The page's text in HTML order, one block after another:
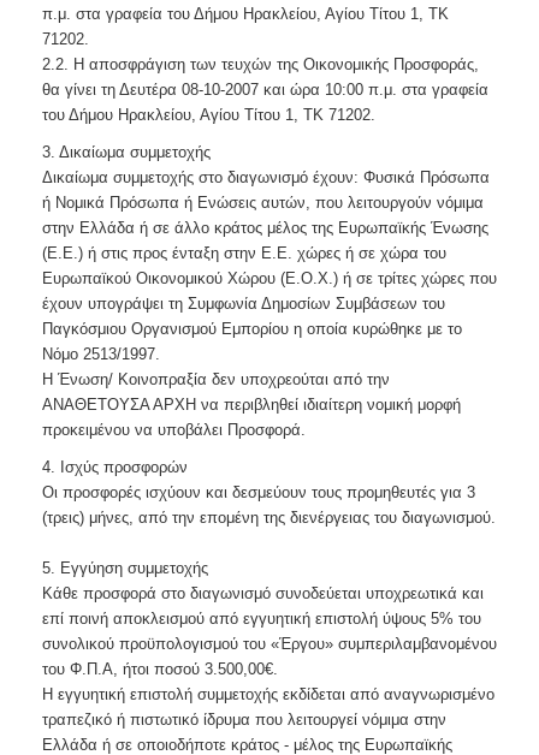
π.μ. στα γραφεία του Δήμου Ηρακλείου, Αγίου Τίτου 1, ΤΚ
71202.
2.2. Η αποσφράγιση των τευχών της Οικονομικής Προσφοράς,
θα γίνει τη Δευτέρα 08-10-2007 και ώρα 10:00 π.μ. στα γραφεία
του Δήμου Ηρακλείου, Αγίου Τίτου 1, ΤΚ 71202.
3. Δικαίωμα συμμετοχής
Δικαίωμα συμμετοχής στο διαγωνισμό έχουν: Φυσικά Πρόσωπα
ή Νομικά Πρόσωπα ή Ενώσεις αυτών, που λειτουργούν νόμιμα
στην Ελλάδα ή σε άλλο κράτος μέλος της Ευρωπαϊκής Ένωσης
(Ε.Ε.) ή στις προς ένταξη στην Ε.Ε. χώρες ή σε χώρα του
Ευρωπαϊκού Οικονομικού Χώρου (Ε.Ο.Χ.) ή σε τρίτες χώρες που
έχουν υπογράψει τη Συμφωνία Δημοσίων Συμβάσεων του
Παγκόσμιου Οργανισμού Εμπορίου η οποία κυρώθηκε με το
Νόμο 2513/1997.
Η Ένωση/ Κοινοπραξία δεν υποχρεούται από την
ΑΝΑΘΕΤΟΥΣΑ ΑΡΧΗ να περιβληθεί ιδιαίτερη νομική μορφή
προκειμένου να υποβάλει Προσφορά.
4. Ισχύς προσφορών
Οι προσφορές ισχύουν και δεσμεύουν τους προμηθευτές για 3
(τρεις) μήνες, από την επομένη της διενέργειας του διαγωνισμού.
5. Εγγύηση συμμετοχής
Κάθε προσφορά στο διαγωνισμό συνοδεύεται υποχρεωτικά και
επί ποινή αποκλεισμού από εγγυητική επιστολή ύψους 5% του
συνολικού προϋπολογισμού του «Έργου» συμπεριλαμβανομένου
του Φ.Π.Α, ήτοι ποσού 3.500,00€.
Η εγγυητική επιστολή συμμετοχής εκδίδεται από αναγνωρισμένο
τραπεζικό ή πιστωτικό ίδρυμα που λειτουργεί νόμιμα στην
Ελλάδα ή σε οποιοδήποτε κράτος - μέλος της Ευρωπαϊκής